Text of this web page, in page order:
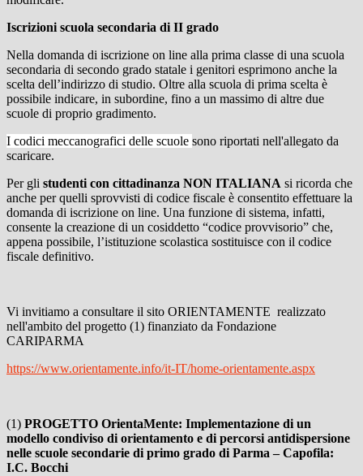
Iscrizioni scuola secondaria di II grado
Nella domanda di iscrizione on line alla prima classe di una scuola
secondaria di secondo grado statale i genitori esprimono anche la
scelta dell’indirizzo di studio. Oltre alla scuola di prima scelta è
possibile indicare, in subordine, fino a un massimo di altre due
scuole di proprio gradimento.
I codici meccanografici delle scuole sono riportati nell'allegato da
scaricare.
Per gli studenti con cittadinanza NON ITALIANA si ricorda che
anche per quelli sprovvisti di codice fiscale è consentito effettuare la
domanda di iscrizione on line. Una funzione di sistema, infatti,
consente la creazione di un cosiddetto “codice provvisorio” che,
appena possibile, l’istituzione scolastica sostituisce con il codice
fiscale definitivo.
Vi invitiamo a consultare il sito ORIENTAMENTE realizzato
nell'ambito del progetto (1) finanziato da Fondazione
CARIPARMA
https://www.orientamente.info/it-IT/home-orientamente.aspx
(1) PROGETTO OrientaMente: Implementazione di un
modello condiviso di orientamento e di percorsi antidispersione
nelle scuole secondarie di primo grado di Parma – Capofila:
I.C. Bocchi